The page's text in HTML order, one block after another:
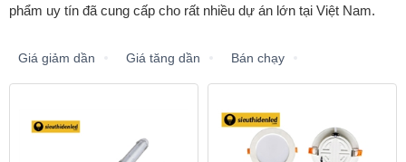
phẩm uy tín đã cung cấp cho rất nhiều dự án lớn tại Việt Nam.
Giá giảm dần Giá tăng dần Bán chạy